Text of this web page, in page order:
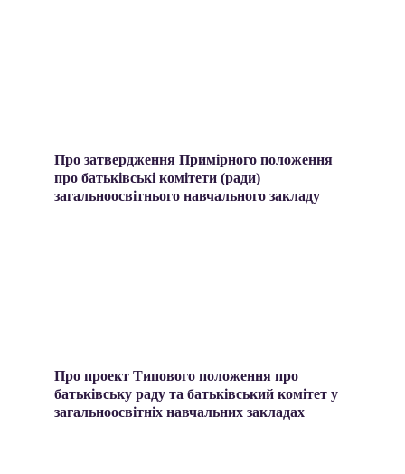
Про затвердження Примірного положення
про батьківські комітети (ради)
загальноосвітнього навчального закладу
Про проект Типового положення про
батьківську раду та батьківський комітет у
загальноосвітніх навчальних закладах